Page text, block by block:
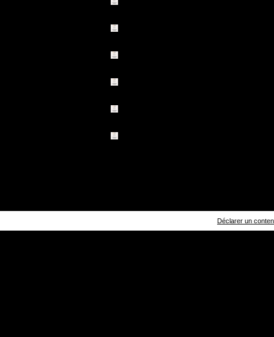
Déclarer un